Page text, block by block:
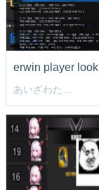
erwin player look
あいざわたくま